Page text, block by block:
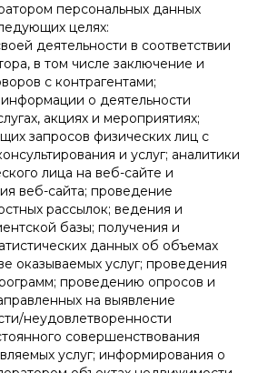
персональных данных
целях:
деятельности в соответствии
в том числе заключение и
с контрагентами;
о деятельности
акциях и мероприятиях;
запросов физических лиц с
и услуг; аналитики
лица на веб-сайте и
веб-сайта; проведение
рассылок; ведения и
базы; получения и
данных об объемах
оказываемых услуг; проведения
проведению опросов и
на выявление
неудовлетворенности
совершенствования
услуг; информирования о